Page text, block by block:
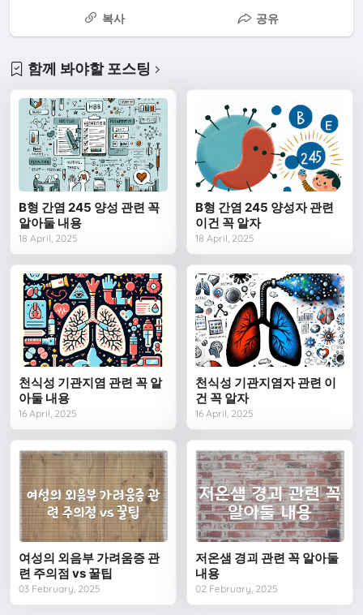
복사
공유
함께 봐야할 포스팅
B형 간염 245 양성 관련 꼭
알아둘 내용
18 April, 2025
B형 간염 245 양성자 관련
이건 꼭 알자
18 April, 2025
천식성 기관지염 관련 꼭 알
아둘 내용
16 April, 2025
천식성 기관지염자 관련 이
건 꼭 알자
16 April, 2025
여성의 외음부 가려움증 관
련 주의점 vs 꿀팁
03 February, 2025
저온샘 경괴 관련 꼭 알아둘
내용
02 February, 2025